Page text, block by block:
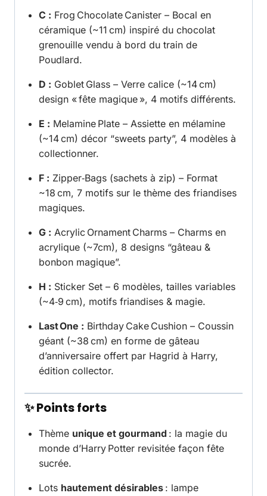
C : Frog Chocolate Canister – Bocal en
céramique (~11 cm) inspiré du chocolat
grenouille vendu à bord du train de
Poudlard.
D : Goblet Glass – Verre calice (~14 cm)
design « fête magique », 4 motifs différents.
E : Melamine Plate – Assiette en mélamine
(~14 cm) décor “sweets party”, 4 modèles à
collectionner.
F : Zipper‑Bags (sachets à zip) – Format
~18 cm, 7 motifs sur le thème des friandises
magiques.
G : Acrylic Ornament Charms – Charms en
acrylique (~7cm), 8 designs “gâteau &
bonbon magique”.
H : Sticker Set – 6 modèles, tailles variables
(~4‑9 cm), motifs friandises & magie.
Last One : Birthday Cake Cushion – Coussin
géant (~38 cm) en forme de gâteau
d’anniversaire offert par Hagrid à Harry,
édition collector.
✨ Points forts
Thème unique et gourmand : la magie du
monde d’Harry Potter revisitée façon fête
sucrée.
Lots hautement désirables : lampe